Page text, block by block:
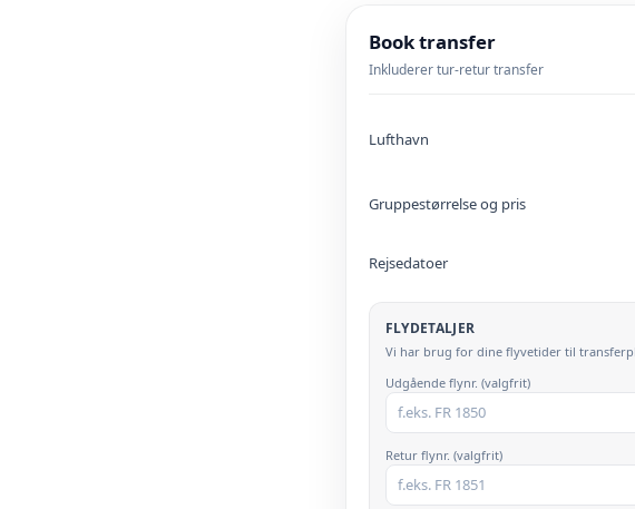
Book transfer
Inkluderer tur-retur transfer
Lufthavn
Gruppestørrelse og pris
Rejsedatoer
FLYDETALJER
Vi har brug for dine flyvetider til
Udgående flynr. (valgfrit)
Retur flynr. (valgfrit)